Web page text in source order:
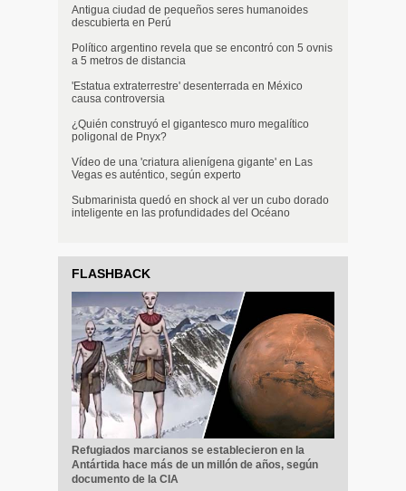
Antigua ciudad de pequeños seres humanoides
descubierta en Perú
Político argentino revela que se encontró con 5 ovnis
a 5 metros de distancia
'Estatua extraterrestre' desenterrada en México
causa controversia
¿Quién construyó el gigantesco muro megalítico
poligonal de Pnyx?
Vídeo de una 'criatura alienígena gigante' en Las
Vegas es auténtico, según experto
Submarinista quedó en shock al ver un cubo dorado
inteligente en las profundidades del Océano
FLASHBACK
Refugiados marcianos se establecieron en la
Antártida hace más de un millón de años, según
documento de la CIA